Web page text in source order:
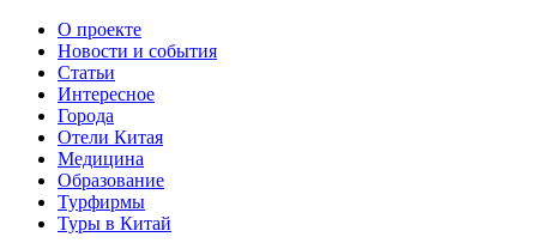
О проекте
Новости и события
Статьи
Интересное
Города
Отели Китая
Медицина
Образование
Турфирмы
Туры в Китай